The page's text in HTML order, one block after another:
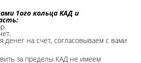
1ого кольца КАД и
денег на счет, согласовываем с вами
за пределы КАД не имеем